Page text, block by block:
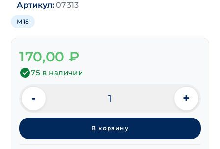
Артикул: 07313
М18
170,00 ₽
75 в наличии
Количество
товара
Шайба
тарельчатая
- +
В корзину